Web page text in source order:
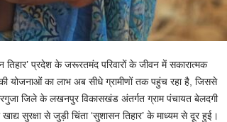
प्रदेश के जरूरतमंद परिवारों के जीवन में सकारात्मक
योजनाओं का लाभ अब सीधे ग्रामीणों तक पहुंच रहा है, जिससे
जिले के लखनपुर विकासखंड अंतर्गत ग्राम पंचायत बेलदगी
सुरक्षा से जुड़ी चिंता ‘सुशासन तिहार’ के माध्यम से दूर हुई।